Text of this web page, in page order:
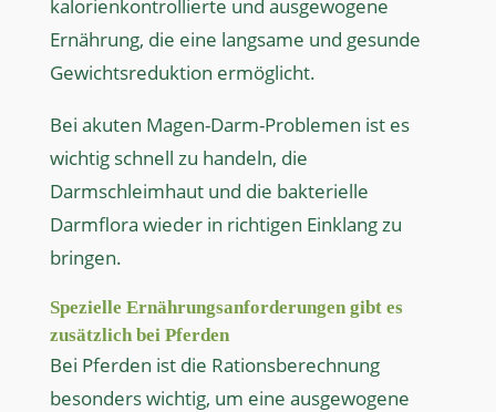
kalorienkontrollierte und ausgewogene
Ernährung, die eine langsame und gesunde
Gewichtsreduktion ermöglicht.
Bei akuten Magen-Darm-Problemen ist es
wichtig schnell zu handeln, die
Darmschleimhaut und die bakterielle
Darmflora wieder in richtigen Einklang zu
bringen.
Spezielle Ernährungsanforderungen gibt es
zusätzlich bei Pferden
Bei Pferden ist die Rationsberechnung
besonders wichtig, um eine ausgewogene